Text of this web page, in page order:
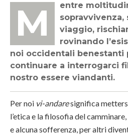
Mentre moltitudini, per pura
viaggio,
rovinando
noi occidentali benestanti
continuare a interrogarci
nostro essere viandanti.
Per noi vi-andaresignifica
l’etica e la filosofia del
e alcuna sofferenza, per altri